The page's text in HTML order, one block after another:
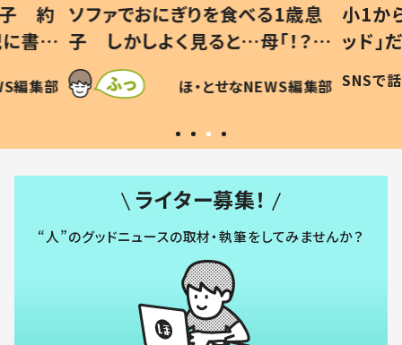
歳息
？」
編集部
小1から不登校、息子は「ギフテ
ッド」だった 父が“ウチ給食”を
作り続ける理由とは #令和の親
#令和の子
SNSで話題 ほ・とせなNEWS編集部
ひ孫
が、抱
「涙
い」
ライター募集！
“人”のグッドニュースの取材・執筆をしてみませんか？